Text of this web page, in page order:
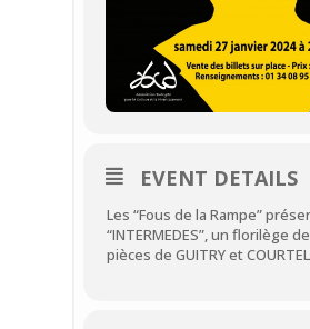
EVENT DETAILS
Les “Fous de la Rampe”
“INTERMEDES”, un florilège
pièces de GUITRY et